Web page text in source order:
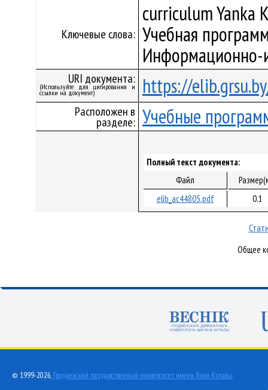
Ключевые слова:
curriculum Yanka
Учебная
Информационно-
URI документа:
(Используйте для цитирования и
ссылки на документ) https://
Расположен в
разделе: Учебные
Полный текст документа:
Файл
elib_ac44805.pdf
0.1
Общее
© 1999-2026, Гродненский государственный университет имени Янки Купалы